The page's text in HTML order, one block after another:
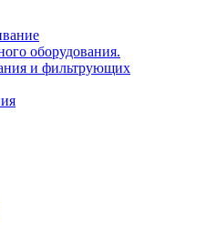
оборудования.
и фильтрующих